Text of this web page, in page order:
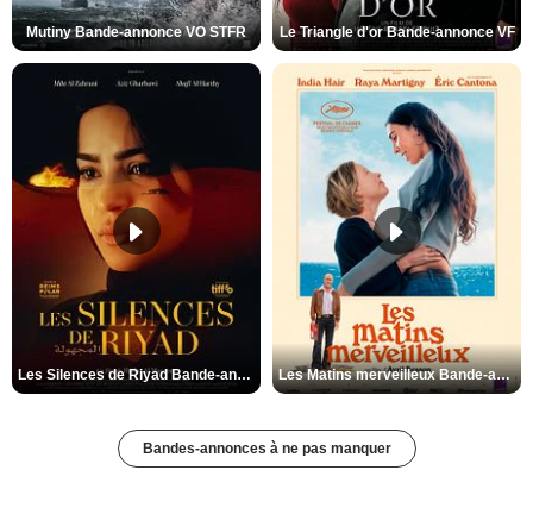
Mutiny Bande-annonce VO STFR Le Triangle d'or Bande-annonce VF
Les Silences de Riyad Bande-annonce VO STFR Les Matins merveilleux Bande-annonce VF
Bandes-annonces à ne pas manquer